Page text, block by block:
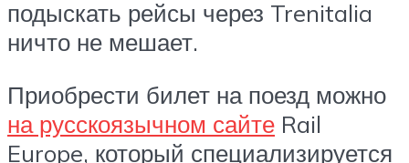
подыскать рейсы через Trenitalia
ничто не мешает.
Приобрести билет на поезд можно
на русскоязычном сайте Rail
Europe, который специализируется